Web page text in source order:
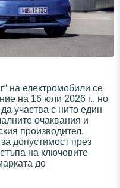
на електромобили се
на 16 юли 2026 г., но
участва с нито един
очаквания и
производител,
допустимост през
на ключовите
до